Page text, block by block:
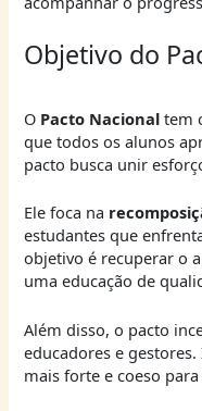
Objetivo do
O Pacto Nacional tem
que todos os alunos
pacto busca unir
Ele foca na
estudantes que
objetivo é recuperar o
uma educação de
Além disso, o pacto
educadores e
mais forte e coeso